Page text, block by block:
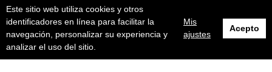
Este sitio web utiliza cookies y otros
identificadores en línea para facilitar la
navegación, personalizar su experiencia y
analizar el uso del sitio.
Mis
ajustes
Acepto
Enfermería en Desarrollo © 2026